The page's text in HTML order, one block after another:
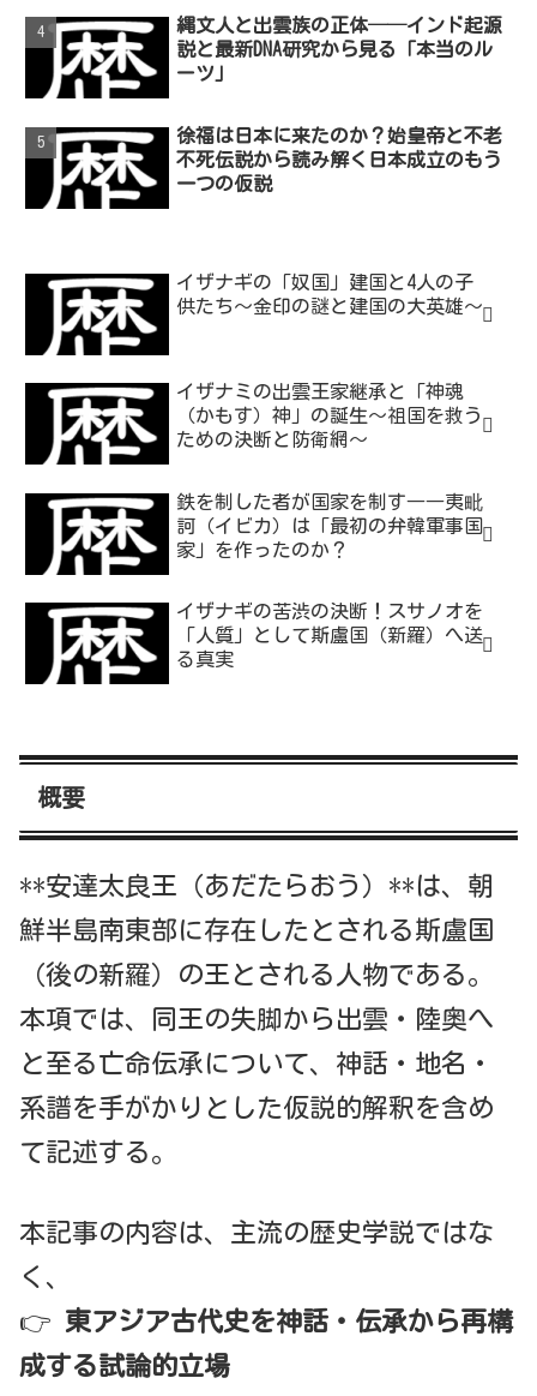
縄文人と出雲族の正体──インド起源
説と最新DNA研究から見る「本当のル
ーツ」
徐福は日本に来たのか？始皇帝と不老
不死伝説から読み解く日本成立のもう
一つの仮説
イザナギの「奴国」建国と4人の子
供たち～金印の謎と建国の大英雄～
イザナミの出雲王家継承と「神魂
（かもす）神」の誕生～祖国を救う
ための決断と防衛網～
鉄を制した者が国家を制す――夷毗
訶（イビカ）は「最初の弁韓軍事国
家」を作ったのか？
イザナギの苦渋の決断！スサノオを
「人質」として斯盧国（新羅）へ送
る真実
概要
**安達太良王（あだたらおう）**は、朝
鮮半島南東部に存在したとされる斯盧国
（後の新羅）の王とされる人物である。
本項では、同王の失脚から出雲・陸奥へ
と至る亡命伝承について、神話・地名・
系譜を手がかりとした仮説的解釈を含め
て記述する。
本記事の内容は、主流の歴史学説ではな
く、
👉 東アジア古代史を神話・伝承から再構
成する試論的立場